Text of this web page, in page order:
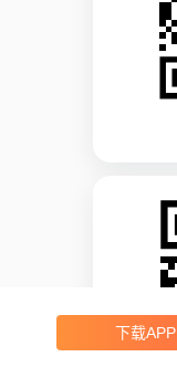
下载APP